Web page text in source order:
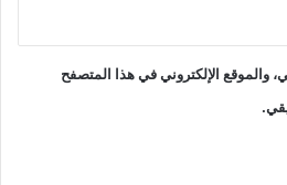
والموقع الإلكتروني في هذا المتصفح